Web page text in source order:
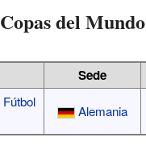
del Mundo
Sede
Alemania